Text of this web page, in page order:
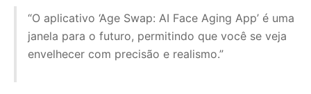
“O aplicativo ‘Age Swap: AI Face Aging App’ é uma
janela para o futuro, permitindo que você se veja
envelhecer com precisão e realismo.”